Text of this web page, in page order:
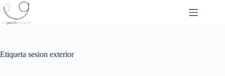
Saltar
al
contenido
Etiqueta sesion exterior